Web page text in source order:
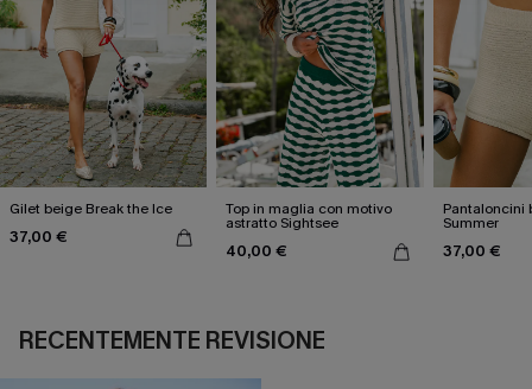
Gilet beige Break the Ice
37,00 €
Top in maglia con motivo
astratto Sightsee
40,00 €
Pantaloncini
Summer
37,00 €
RECENTEMENTE REVISIONE